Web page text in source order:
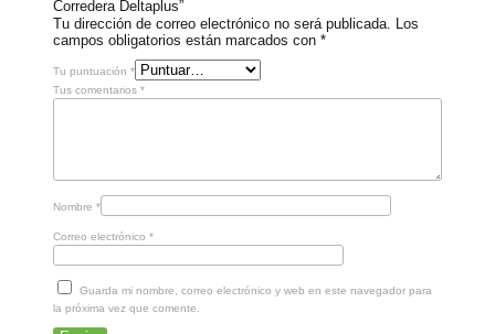
Corredera Deltaplus”
Tu dirección de correo electrónico no será publicada.
Los
campos obligatorios están marcados con *
Tu puntuación *
Tus comentarios *
Nombre *
Correo electrónico *
Guarda mi nombre, correo electrónico y web en este navegador para
la próxima vez que comente.